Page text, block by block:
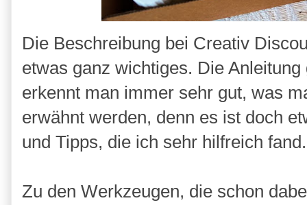
Die Beschreibung bei Creativ
etwas ganz wichtiges. Die
erkennt man immer sehr gut, was
erwähnt werden, denn es ist doch
und Tipps, die ich sehr hilfreich
Zu den Werkzeugen, die schon